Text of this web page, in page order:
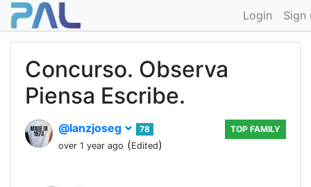
Login Sign
Concurso. Observa
Piensa Escribe.
@lanzjoseg
78
over 1 year ago (Edited)
TOP FAMILY